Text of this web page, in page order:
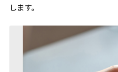
します。